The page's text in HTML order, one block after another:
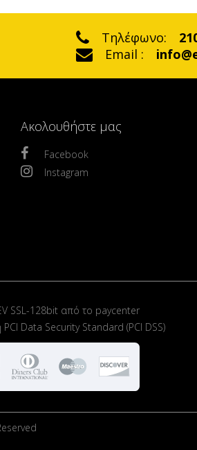
Τηλέφωνο:
Email :
Ακολουθήστε μας
Facebook
Instagram
SSL-128bit από το paycenter
Data Security Standard (PCI DSS)